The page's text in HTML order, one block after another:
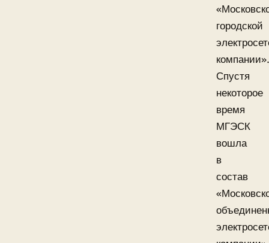
городской
компании».
Спустя
некоторое
время
МГЭСК
вошла
в
состав